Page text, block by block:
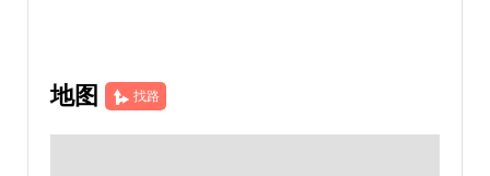
地图 找路